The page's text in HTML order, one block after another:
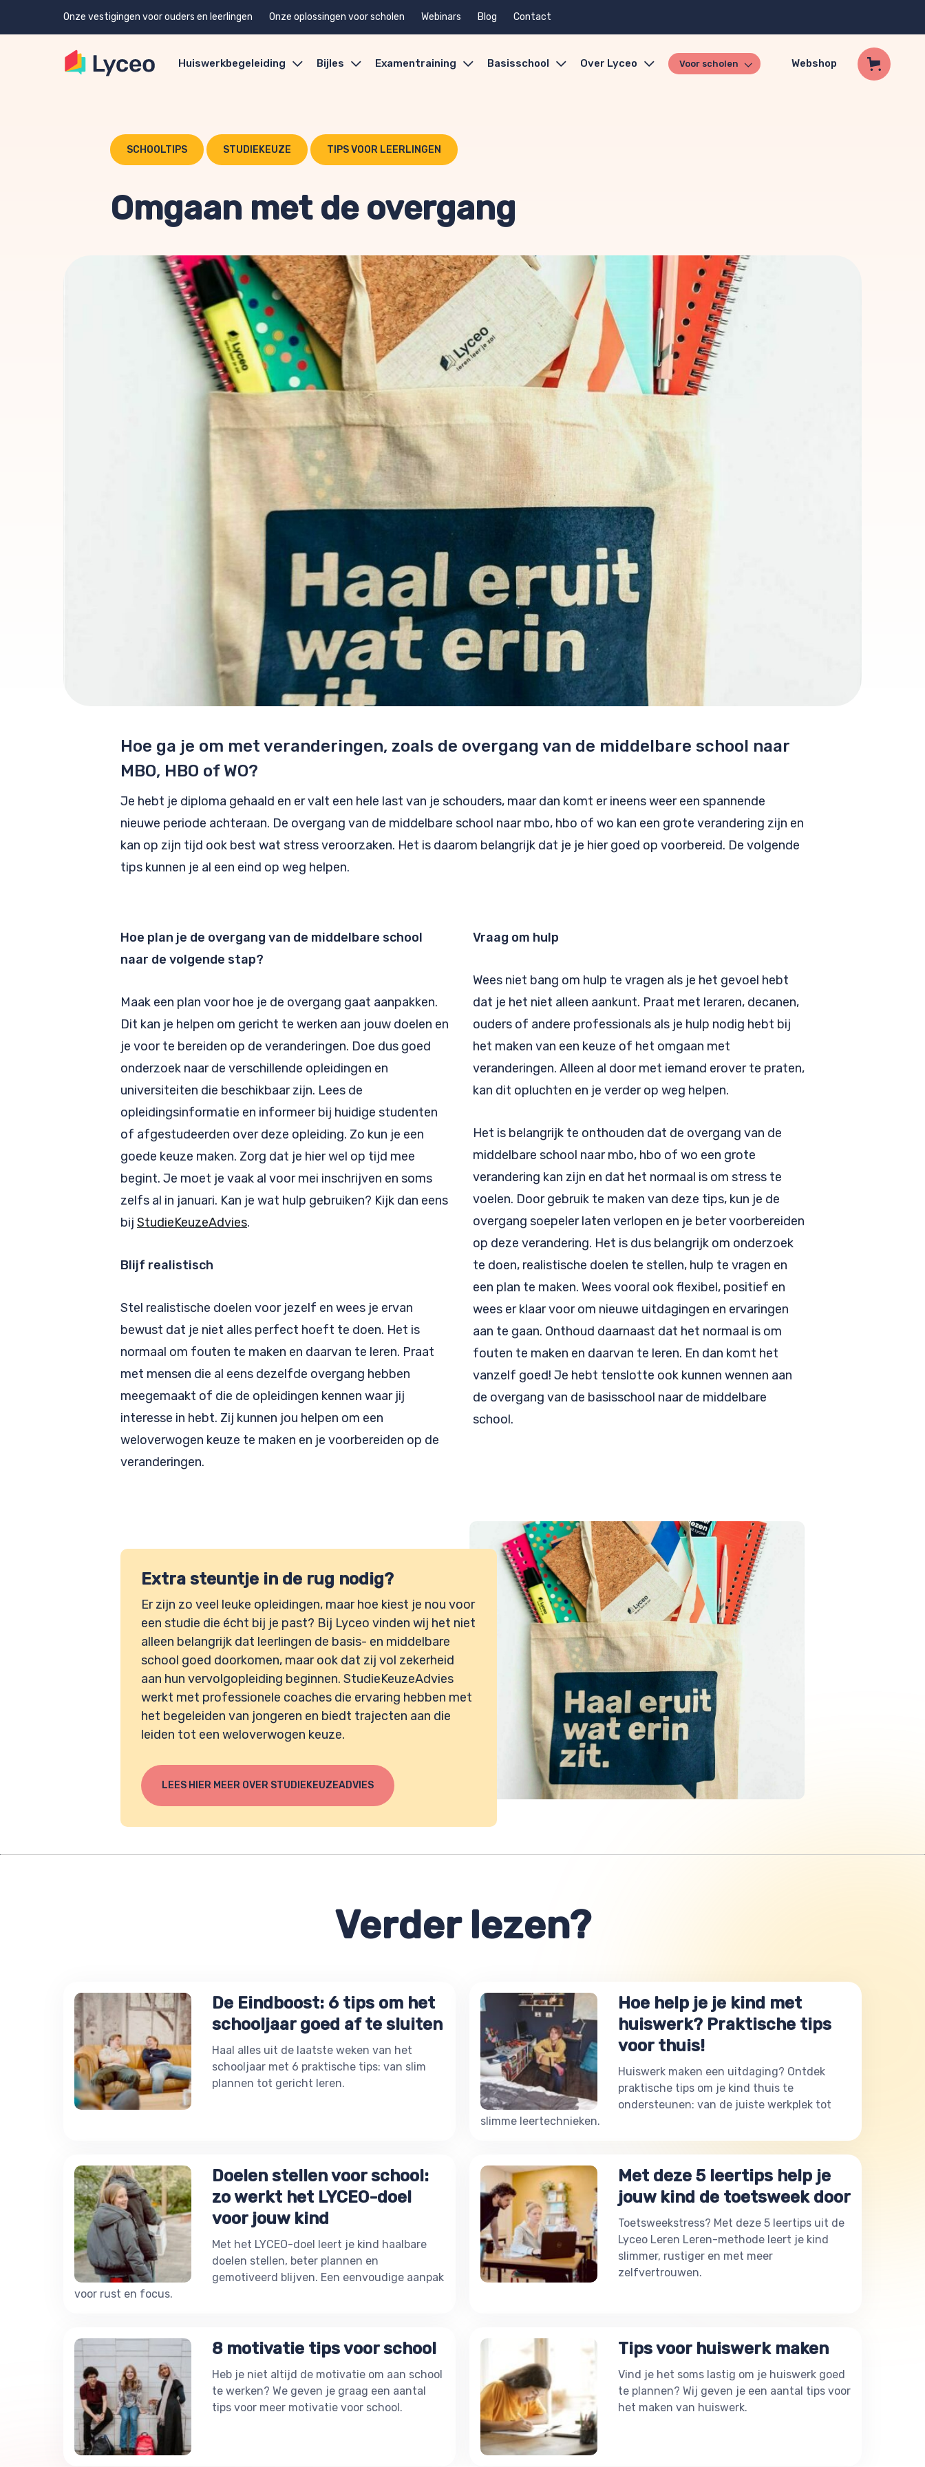
Onze vestigingen voor ouders en leerlingen Onze oplossingen voor scholen Webinars Blog Contact
Huiswerkbegeleiding Bijles Examentraining Basisschool Over Lyceo Voor scholen Webshop
SCHOOLTIPS STUDIEKEUZE TIPS VOOR LEERLINGEN
Omgaan met de overgang
Hoe ga je om met veranderingen, zoals de overgang van de middelbare school naar
MBO, HBO of WO?
Je hebt je diploma gehaald en er valt een hele last van je schouders, maar dan komt er ineens weer een spannende
nieuwe periode achteraan. De overgang van de middelbare school naar mbo, hbo of wo kan een grote verandering zijn en
kan op zijn tijd ook best wat stress veroorzaken. Het is daarom belangrijk dat je je hier goed op voorbereid. De volgende
tips kunnen je al een eind op weg helpen.
Hoe plan je de overgang van de middelbare school
naar de volgende stap?
Maak een plan voor hoe je de overgang gaat aanpakken.
Dit kan je helpen om gericht te werken aan jouw doelen en
je voor te bereiden op de veranderingen. Doe dus goed
onderzoek naar de verschillende opleidingen en
universiteiten die beschikbaar zijn. Lees de
opleidingsinformatie en informeer bij huidige studenten
of afgestudeerden over deze opleiding. Zo kun je een
goede keuze maken. Zorg dat je hier wel op tijd mee
begint. Je moet je vaak al voor mei inschrijven en soms
zelfs al in januari. Kan je wat hulp gebruiken? Kijk dan eens
bij StudieKeuzeAdvies.
Blijf realistisch
Stel realistische doelen voor jezelf en wees je ervan
bewust dat je niet alles perfect hoeft te doen. Het is
normaal om fouten te maken en daarvan te leren. Praat
met mensen die al eens dezelfde overgang hebben
meegemaakt of die de opleidingen kennen waar jij
interesse in hebt. Zij kunnen jou helpen om een
weloverwogen keuze te maken en je voorbereiden op de
veranderingen.
Vraag om hulp
Wees niet bang om hulp te vragen als je het gevoel hebt
dat je het niet alleen aankunt. Praat met leraren, decanen,
ouders of andere professionals als je hulp nodig hebt bij
het maken van een keuze of het omgaan met
veranderingen. Alleen al door met iemand erover te praten,
kan dit opluchten en je verder op weg helpen.
Het is belangrijk te onthouden dat de overgang van de
middelbare school naar mbo, hbo of wo een grote
verandering kan zijn en dat het normaal is om stress te
voelen. Door gebruik te maken van deze tips, kun je de
overgang soepeler laten verlopen en je beter voorbereiden
op deze verandering. Het is dus belangrijk om onderzoek
te doen, realistische doelen te stellen, hulp te vragen en
een plan te maken. Wees vooral ook flexibel, positief en
wees er klaar voor om nieuwe uitdagingen en ervaringen
aan te gaan. Onthoud daarnaast dat het normaal is om
fouten te maken en daarvan te leren. En dan komt het
vanzelf goed! Je hebt tenslotte ook kunnen wennen aan
de overgang van de basisschool naar de middelbare
school.
Extra steuntje in de rug nodig?
Er zijn zo veel leuke opleidingen, maar hoe kiest je nou voor
een studie die écht bij je past? Bij Lyceo vinden wij het niet
alleen belangrijk dat leerlingen de basis- en middelbare
school goed doorkomen, maar ook dat zij vol zekerheid
aan hun vervolgopleiding beginnen. StudieKeuzeAdvies
werkt met professionele coaches die ervaring hebben met
het begeleiden van jongeren en biedt trajecten aan die
leiden tot een weloverwogen keuze.
LEES HIER MEER OVER STUDIEKEUZEADVIES
Verder lezen?
De Eindboost: 6 tips om het
schooljaar goed af te sluiten
Haal alles uit de laatste weken van het
schooljaar met 6 praktische tips: van slim
plannen tot gericht leren.
Hoe help je je kind met
huiswerk? Praktische tips
voor thuis!
Huiswerk maken een uitdaging? Ontdek
praktische tips om je kind thuis te
ondersteunen: van de juiste werkplek tot
slimme leertechnieken.
Doelen stellen voor school:
zo werkt het LYCEO-doel
voor jouw kind
Met het LYCEO-doel leert je kind haalbare
doelen stellen, beter plannen en
gemotiveerd blijven. Een eenvoudige aanpak
voor rust en focus.
Met deze 5 leertips help je
jouw kind de toetsweek door
Toetsweekstress? Met deze 5 leertips uit de
Lyceo Leren Leren-methode leert je kind
slimmer, rustiger en met meer
zelfvertrouwen.
8 motivatie tips voor school
Heb je niet altijd de motivatie om aan school
te werken? We geven je graag een aantal
tips voor meer motivatie voor school.
Tips voor huiswerk maken
Vind je het soms lastig om je huiswerk goed
te plannen? Wij geven je een aantal tips voor
het maken van huiswerk.